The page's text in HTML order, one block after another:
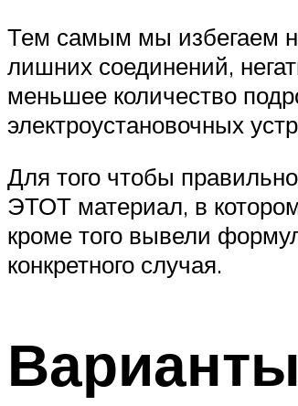
Тем самым мы избегаем
лишних соединений,
меньшее количество
электроустановочных
Для того чтобы
ЭТОТ материал, в
кроме того вывели
конкретного случая.